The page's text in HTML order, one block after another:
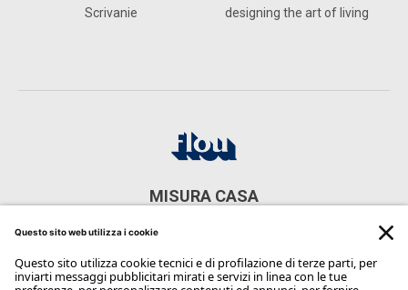
Scrivanie
designing the art of living
MISURA CASA
CONTATTI